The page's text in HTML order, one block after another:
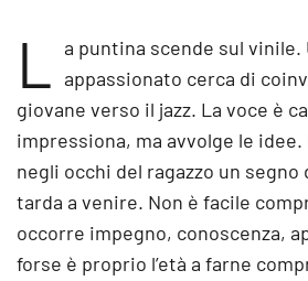
L a puntina scende sul vinile.
appassionato cerca di
giovane verso il jazz. La voce è
impressiona, ma avvolge le
negli occhi del ragazzo un segno
tarda a venire. Non è facile
occorre impegno, conoscenza,
forse è proprio l’età a farne